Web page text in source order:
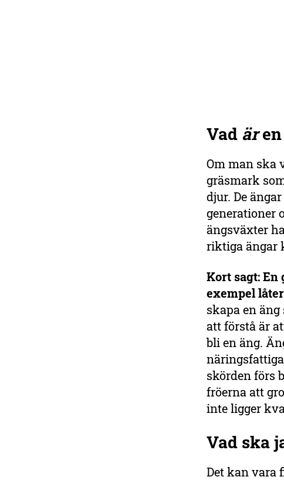
Vad ären
Om man ska
gräsmark
djur. De
generationer
ängsväxter
riktiga ängar
Kort sagt:
exempel
skapa en
att förstå är
bli en äng.
skörden förs
fröerna att
inte ligger
Vad ska
Det kan vara